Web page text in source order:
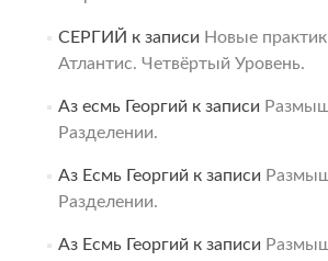
СЕРГИЙ к записи Новые
Атлантис. Четвёртый Уровень.
Аз есмь Георгий к записи
Разделении.
Аз Есмь Георгий к записи
Разделении.
Аз Есмь Георгий к записи